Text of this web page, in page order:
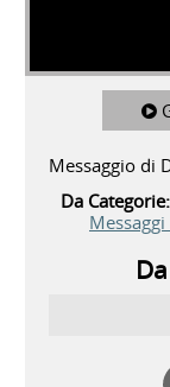
Messaggio di
Da Categorie: